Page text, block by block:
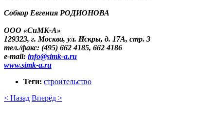
Собкор Евгения РОДИОНОВА
ООО «СиМК-А»
129323, г. Москва, ул. Искры, д. 17А, стр. 3
тел./факс: (495) 662 4185, 662 4186
е-mail: info​@​simk-a.ru
www.simk-a.ru
Теги: строительство
< Назад Вперёд >